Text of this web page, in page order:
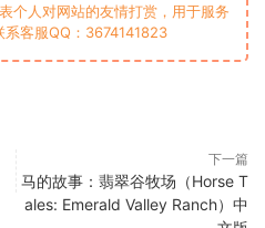
个人对网站的友情打赏，用于服务
系客服QQ：3674141823
下一篇
马的故事：翡翠谷牧场（Horse T
ales: Emerald Valley Ranch）中